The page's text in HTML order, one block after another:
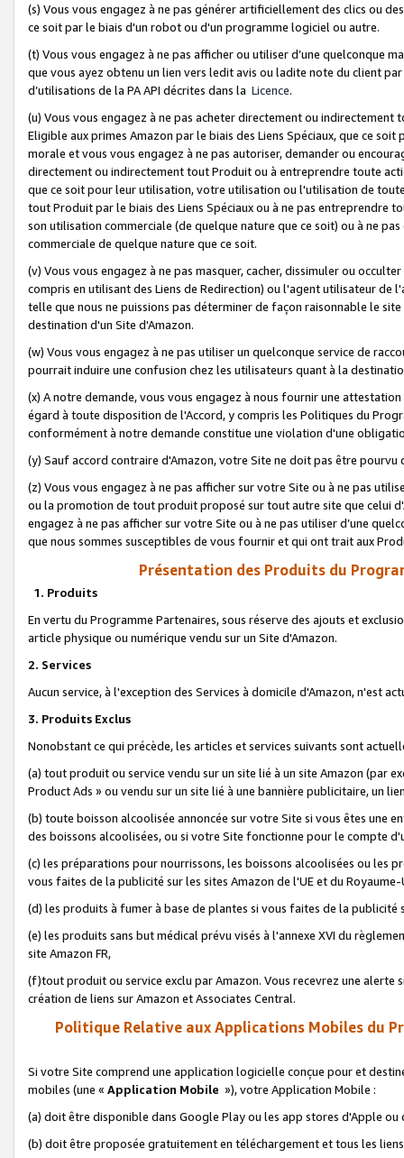
(s) Vous vous engagez à ne pas générer artificiellement des clics ou
ce soit par le biais d'un robot ou d'un programme logiciel ou autre.
(t) Vous vous engagez à ne pas afficher ou utiliser d’une quelconque
que vous ayez obtenu un lien vers ledit avis ou ladite note du client
d’utilisations de la PA API décrites dans la Licence.
(u) Vous vous engagez à ne pas acheter directement ou
Eligible aux primes Amazon par le biais des Liens Spéciaux, que ce
morale et vous vous engagez à ne pas autoriser, demander ou
directement ou indirectement tout Produit ou à entreprendre toute
que ce soit pour leur utilisation, votre utilisation ou l'utilisation de
tout Produit par le biais des Liens Spéciaux ou à ne pas entreprendre
son utilisation commerciale (de quelque nature que ce soit) ou à ne
commerciale de quelque nature que ce soit.
(v) Vous vous engagez à ne pas masquer, cacher, dissimuler ou
compris en utilisant des Liens de Redirection) ou l'agent utilisateur
telle que nous ne puissions pas déterminer de façon raisonnable le
destination d'un Site d'Amazon.
(w) Vous vous engagez à ne pas utiliser un quelconque service de
pourrait induire une confusion chez les utilisateurs quant à la
(x) A notre demande, vous vous engagez à nous fournir une
égard à toute disposition de l'Accord, y compris les Politiques du
conformément à notre demande constitue une violation d'une
(y) Sauf accord contraire d'Amazon, votre Site ne doit pas être
(z) Vous vous engagez à ne pas afficher sur votre Site ou à ne pas
ou la promotion de tout produit proposé sur tout autre site que celui
engagez à ne pas afficher sur votre Site ou à ne pas utiliser d’une
que nous sommes susceptibles de vous fournir et qui ont trait aux
Présentation des Produits du
1. Produits
En vertu du Programme Partenaires, sous réserve des ajouts et
article physique ou numérique vendu sur un Site d'Amazon.
2. Services
Aucun service, à l'exception des Services à domicile d'Amazon, n'est
3. Produits Exclus
Nonobstant ce qui précède, les articles et services suivants sont
(a) tout produit ou service vendu sur un site lié à un site Amazon (par
Product Ads » ou vendu sur un site lié à une bannière publicitaire, un
(b) toute boisson alcoolisée annoncée sur votre Site si vous êtes une
des boissons alcoolisées, ou si votre Site fonctionne pour le compte
(c) les préparations pour nourrissons, les boissons alcoolisées ou les
vous faites de la publicité sur les sites Amazon de l'UE et du Royaume-
(d) les produits à fumer à base de plantes si vous faites de la publicité
(e) les produits sans but médical prévu visés à l'annexe XVI du
site Amazon FR,
(f)tout produit ou service exclu par Amazon. Vous recevrez une alerte
création de liens sur Amazon et Associates Central.
Politique Relative aux Applications Mobiles du
Si votre Site comprend une application logicielle conçue pour et
mobiles (une « Application Mobile »), votre Application Mobile :
(a) doit être disponible dans Google Play ou les app stores d'Apple ou
(b) doit être proposée gratuitement en téléchargement et tous les